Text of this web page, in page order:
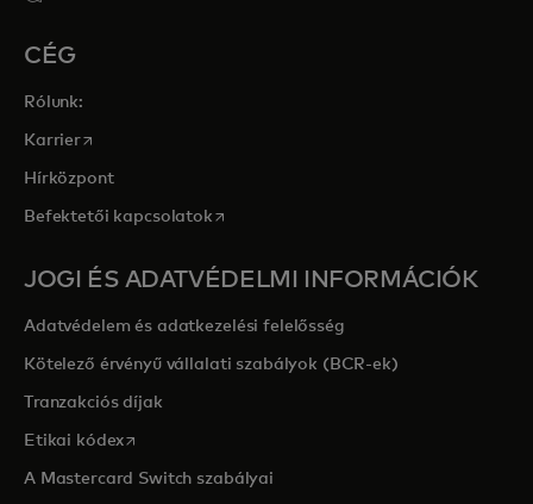
CÉG
Rólunk:
Karrieropens in a new tab
Hírközpont
Befektetői kapcsolatokopens in a new tab
JOGI ÉS ADATVÉDELMI INFORMÁCIÓK
Adatvédelem és adatkezelési felelősség
Kötelező érvényű vállalati szabályok (BCR-ek)
Tranzakciós díjak
Etikai kódexopens in a new tab
A Mastercard Switch szabályai